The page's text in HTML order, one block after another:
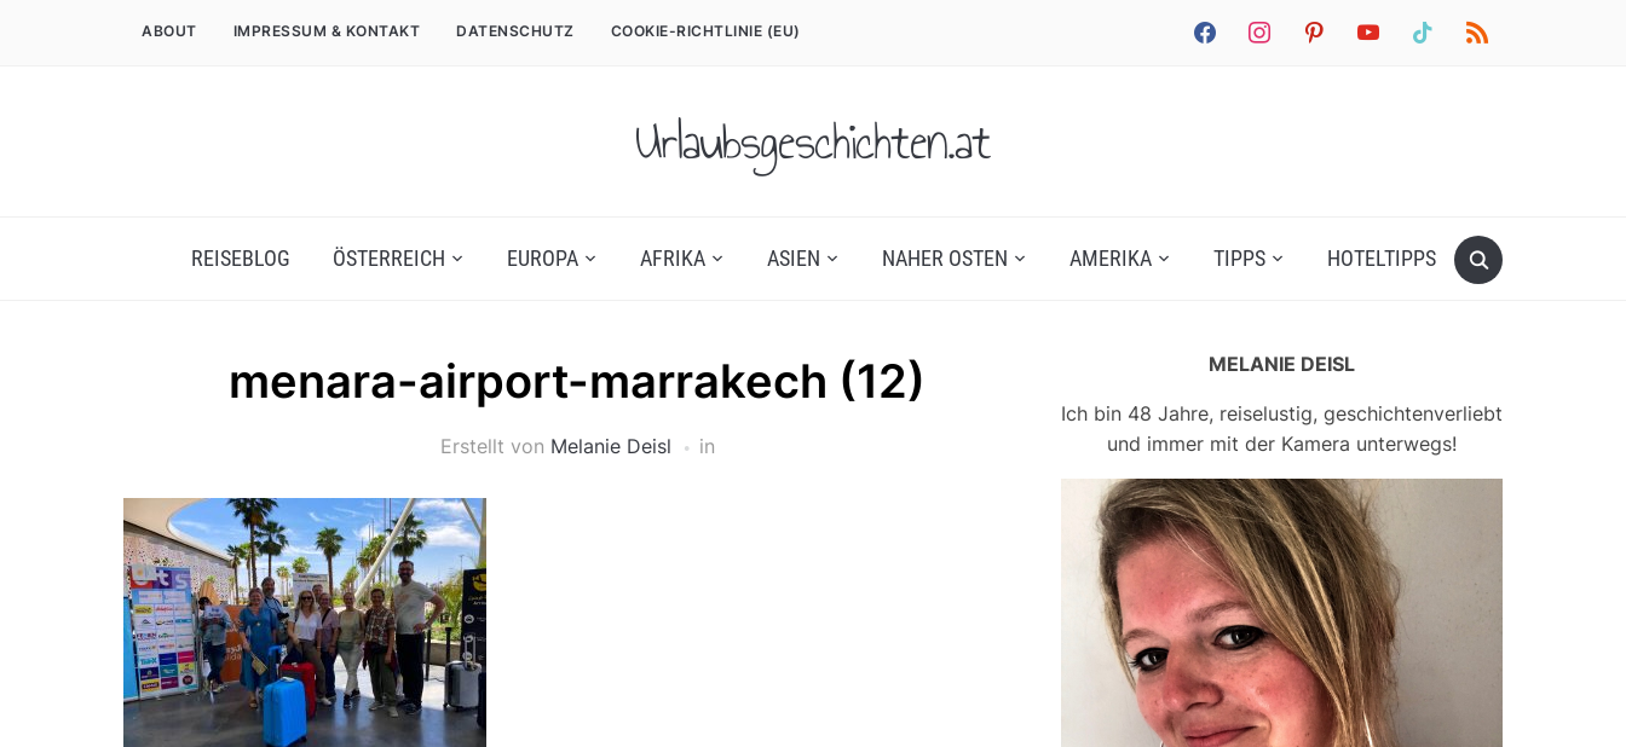
facebookinstagrampinterestyoutube tiktok rss
ABOUT IMPRESSUM & KONTAKT DATENSCHUTZ COOKIE-RICHTLINIE (EU)
Urlaubsgeschichten.at
REISEBLOG ÖSTERREICH EUROPA AFRIKA ASIEN NAHER OSTEN AMERIKA TIPPS HOTELTIPPS
menara-airport-marrakech (12)
Erstellt von Melanie Deisl in
MELANIE DEISL
Ich bin 48 Jahre, reiselustig, geschichtenverliebt
und immer mit der Kamera unterwegs!